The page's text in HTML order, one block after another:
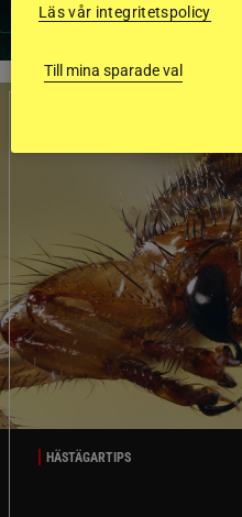
HÄSTÄGARTIPS
Läs vår integritetspolicy
Till mina sparade val